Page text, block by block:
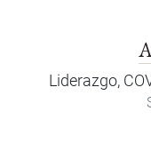
Liderazgo,